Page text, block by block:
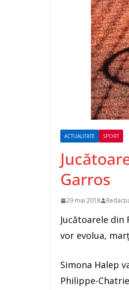
ACTUALITATE SPORT
Garros
29 mai 2018
Jucătoarele din
vor evolua,
Simona Halep
Philippe-